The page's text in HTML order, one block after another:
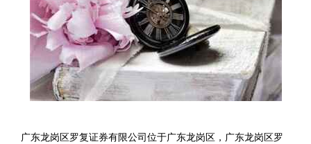
广东龙岗区罗复证券有限公司位于广东龙岗区，广东龙岗区罗